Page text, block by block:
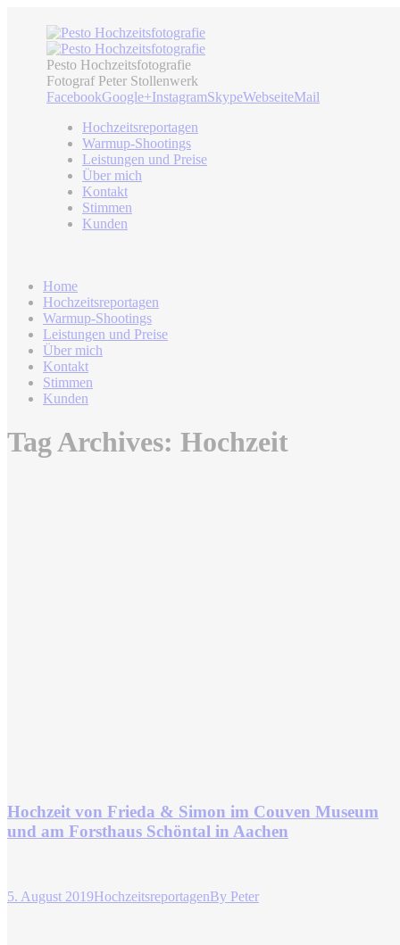
Pesto Hochzeitsfotografie
Fotograf Peter Stollenwerk
FacebookGoogle+InstagramSkypeWebseiteMail
Hochzeitsreportagen
Warmup-Shootings
Leistungen und Preise
Über mich
Kontakt
Stimmen
Kunden
Home
Hochzeitsreportagen
Warmup-Shootings
Leistungen und Preise
Über mich
Kontakt
Stimmen
Kunden
Tag Archives: Hochzeit
Hochzeit von Frieda & Simon im Couven Museum
und am Forsthaus Schöntal in Aachen
5. August 2019HochzeitsreportagenBy Peter